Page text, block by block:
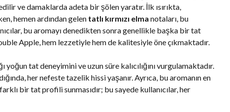
ve damaklarda adeta bir şölen yaratır. İlk ısırıkta,
hemen ardından gelen tatlı kırmızı elma notaları, bu
bu aromayı denedikten sonra genellikle başka bir tat
Apple, hem lezzetiyle hem de kalitesiyle öne çıkmaktadır.
yoğun tat deneyimini ve uzun süre kalıcılığını vurgulamaktadır.
her nefeste tazelik hissi yaşanır. Ayrıca, bu aromanın en
bir tat profili sunmasıdır; bu sayede kullanıcılar, her